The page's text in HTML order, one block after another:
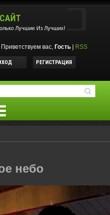
Лучшие Из Лучших!
Приветствуем вас, Гость RSS
РЕГИСТРАЦИЯ
небо